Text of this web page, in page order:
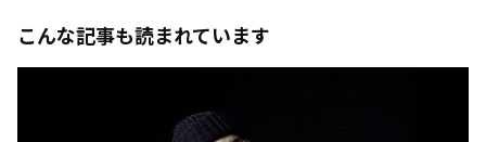
こんな記事も読まれています